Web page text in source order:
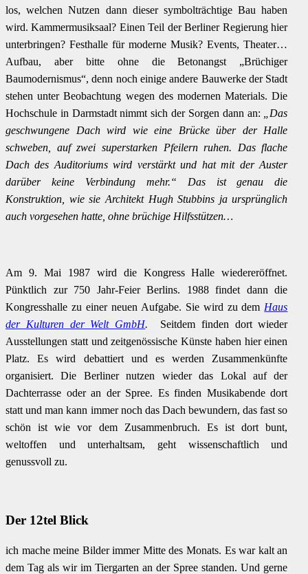
los, welchen Nutzen dann dieser symbolträchtige Bau haben
wird. Kammermusiksaal? Einen Teil der Berliner Regierung hier
unterbringen? Festhalle für moderne Musik? Events, Theater…
Aufbau, aber bitte ohne die Betonangst „Brüchiger
Baumodernismus“, denn noch einige andere Bauwerke der Stadt
stehen unter Beobachtung wegen des modernen Materials. Die
Hochschule in Darmstadt nimmt sich der Sorgen dann an:
„Das
geschwungene Dach wird wie eine Brücke über der Halle
schweben, auf zwei superstarken Pfeilern ruhen. Das flache
Dach des Auditoriums wird verstärkt und hat mit der Auster
darüber keine Verbindung mehr.“ Das ist genau die
Konstruktion, wie sie Architekt Hugh Stubbins ja ursprünglich
auch vorgesehen hatte, ohne brüchige Hilfsstützen…
Am 9. Mai 1987 wird die Kongress Halle wiedereröffnet.
Pünktlich zur 750 Jahr-Feier Berlins. 1988 findet dann die
Kongresshalle zu einer neuen Aufgabe. Sie wird zu dem Haus
der Kulturen der Welt GmbH.
Seitdem finden dort wieder
Ausstellungen statt und zeitgenössische Künste haben hier einen
Platz. Es wird debattiert und es werden Zusammenkünfte
organisiert. Die Berliner nutzen wieder das Lokal auf der
Dachterrasse oder an der Spree. Es finden Musikabende dort
statt und man kann immer noch das Dach bewundern, das fast so
schön ist wie vor dem Zusammenbruch. Es ist dort bunt,
weltoffen und unterhaltsam, geht wissenschaftlich und
genussvoll zu.
Der 12tel Blick
ich mache meine Bilder immer Mitte des Monats. Es war kalt an
dem Tag als wir im Tiergarten an der Spree standen. Und gerne